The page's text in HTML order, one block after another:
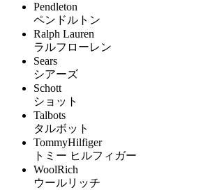
Pendleton
ペンドルトン
Ralph Lauren
ラルフローレン
Sears
シアーズ
Schott
ショット
Talbots
タルボット
TommyHilfiger
トミー ヒルフィガー
WoolRich
ウールリッチ